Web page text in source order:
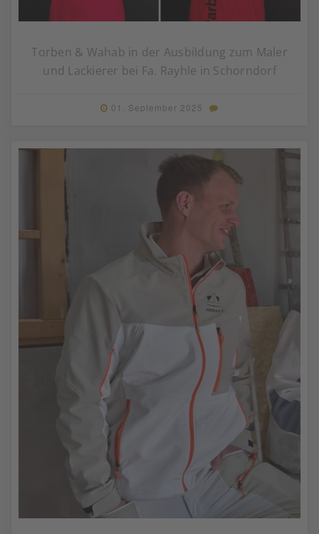
Torben & Wahab in der Ausbildung zum Maler
und Lackierer bei Fa. Rayhle in Schorndorf
01. September 2025